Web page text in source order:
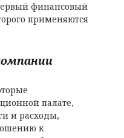
финансовый
применяются
палате,
и расходы,
к